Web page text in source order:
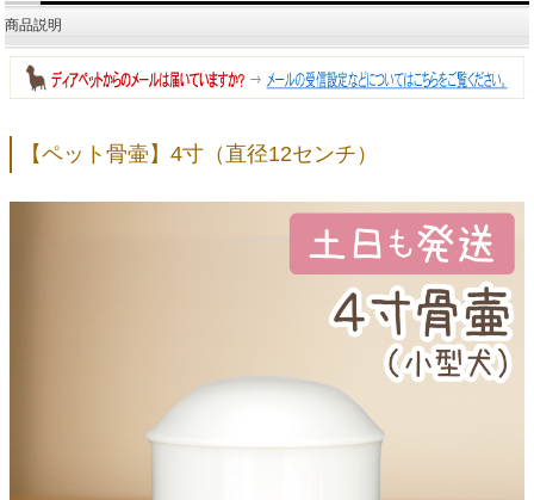
商品説明
【ペット骨壷】4寸（直径12センチ）